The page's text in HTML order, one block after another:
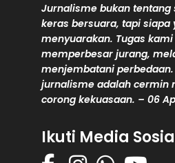
Jurnalisme bukan tentang
keras bersuara, tapi siapa
menyuarakan. Tugas
memperbesar jurang,
menjembatani
jurnalisme adalah cermin
corong kekuasaan. – 06
Ikuti Media